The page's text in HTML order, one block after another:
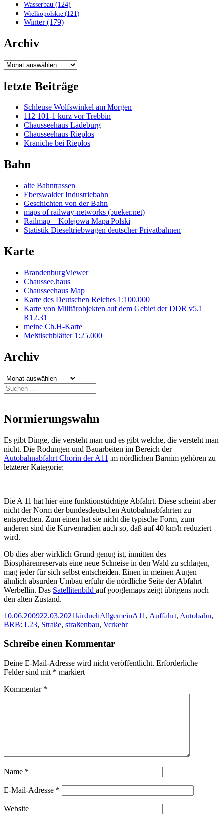
Wasserbau (124)
Wielkopolskie (121)
Winter(179)
Archiv
Archiv
letzte Beiträge
Schleuse Wolfswinkel am Morgen
112 101-1 kurz vor Trebbin
Chausseehaus Ladeburg
Chausseehaus Rieplos
Kraniche bei Rieplos
Bahn
alte Bahntrassen
Eberswalder Industriebahn
Geschichten von der Bahn
maps of railway-networks (bueker.net)
Railmap – Kolejowa Mapa Polski
Statistik Dieseltriebwagen deutscher Privatbahnen
Karte
BrandenburgViewer
Chaussee.haus
Chausseehaus Map
Karte des Deutschen Reiches 1:100.000
Karte von Militärobjekten auf dem Gebiet der DDR v5.1
R12.31
meine Ch.H-Karte
Meßtischblätter 1:25.000
Archiv
Archiv
Suchen
nach:
Normierungswahn
Es gibt Dinge, die versteht man und es gibt welche, die versteht man
nicht. Die Rodungen und Bauarbeiten im Bereich der
Autobahnabfahrt Chorin der A11 im nördlichen Barnim gehören zu
letzterer Kategorie:
Die A 11 hat hier eine funktionstüchtige Abfahrt. Diese scheint aber
nicht der Norm der bundesdeutschen Autobahnabfahrten zu
entsprechen. Zum einen hat sie nicht die typische Form, zum
anderen sind die Kurvenradien auch so, daß auf 40 km/h reduziert
wird.
Ob dies aber wirklich Grund genug ist, inmitten des
Biosphärenreservats eine neue Schneise in den Wald zu schlagen,
mag jeder für sich selbst entscheiden. Einen in meinen Augen
ähnlich absurden Umbau erfuhr die nördliche Seite der Abfahrt
Werbellin. Das Satellitenbild auf googlemaps zeigt übrigens noch
den alten Zustand.
Veröffentlicht
am
10.06.200922.03.2021Autor
kirdnehKategorien
AllgemeinSchlagwörter
A11 , Auffahrt, Autobahn,
BRB: L23, Straße, straßenbau, Verkehr
Schreibe einen Kommentar
Deine E-Mail-Adresse wird nicht veröffentlicht. Erforderliche
Felder sind mit * markiert
Kommentar *
Name *
E-Mail-Adresse *
Website